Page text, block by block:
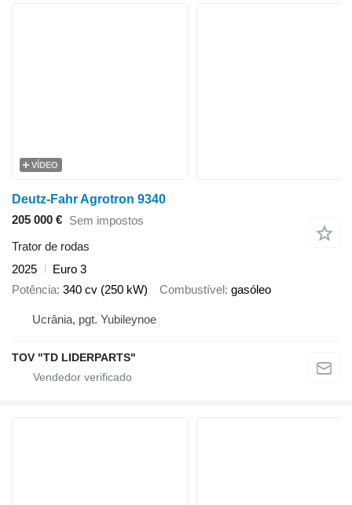
VÍDEO
Deutz-Fahr Agrotron 9340
205 000 € Sem impostos
Trator de rodas
2025
Euro 3
Potência 340 cv (250 kW) Combustível gasóleo
Ucrânia, pgt. Yubileynoe
TOV "TD LIDERPARTS"